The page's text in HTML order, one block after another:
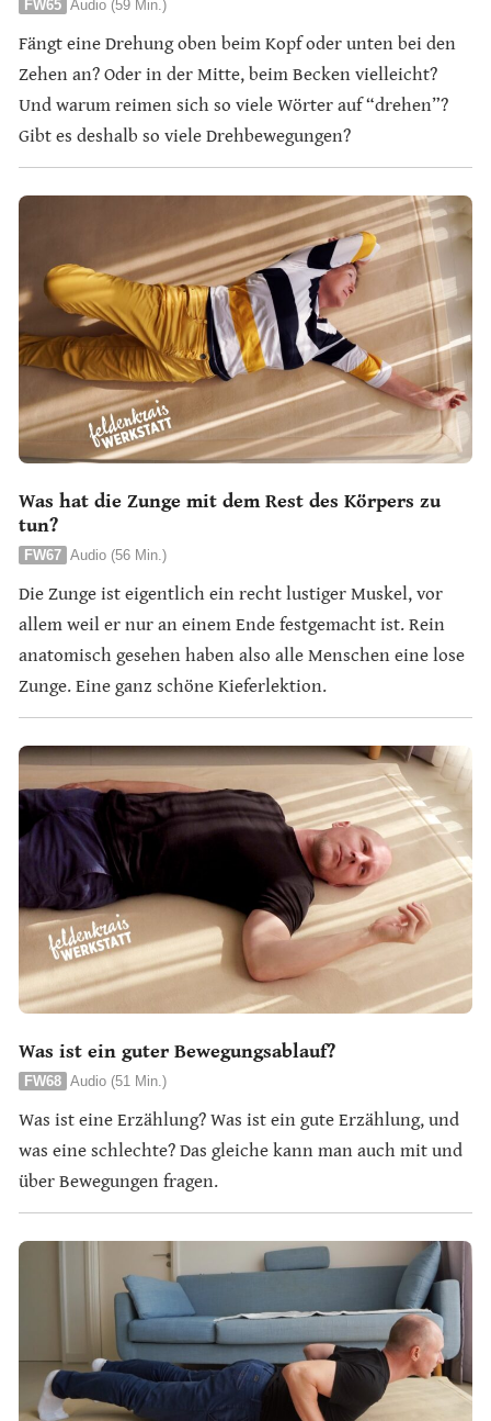
FW65 Audio (59 Min.)
Fängt eine Drehung oben beim Kopf oder unten bei den
Zehen an? Oder in der Mitte, beim Becken vielleicht?
Und warum reimen sich so viele Wörter auf “drehen”?
Gibt es deshalb so viele Drehbewegungen?
Was hat die Zunge mit dem Rest des Körpers zu
tun?
FW67 Audio (56 Min.)
Die Zunge ist eigentlich ein recht lustiger Muskel, vor
allem weil er nur an einem Ende festgemacht ist. Rein
anatomisch gesehen haben also alle Menschen eine lose
Zunge. Eine ganz schöne Kieferlektion.
Was ist ein guter Bewegungsablauf?
FW68 Audio (51 Min.)
Was ist eine Erzählung? Was ist ein gute Erzählung, und
was eine schlechte? Das gleiche kann man auch mit und
über Bewegungen fragen.